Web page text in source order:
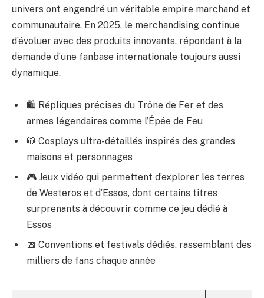
univers ont engendré un véritable empire marchand et
communautaire. En 2025, le merchandising continue
d’évoluer avec des produits innovants, répondant à la
demande d’une fanbase internationale toujours aussi
dynamique.
🛍️ Répliques précises du Trône de Fer et des
armes légendaires comme l’Épée de Feu
🧥 Cosplays ultra-détaillés inspirés des grandes
maisons et personnages
🎮 Jeux vidéo qui permettent d’explorer les terres
de Westeros et d’Essos, dont certains titres
surprenants à découvrir comme ce jeu dédié à
Essos
📅 Conventions et festivals dédiés, rassemblant des
milliers de fans chaque année